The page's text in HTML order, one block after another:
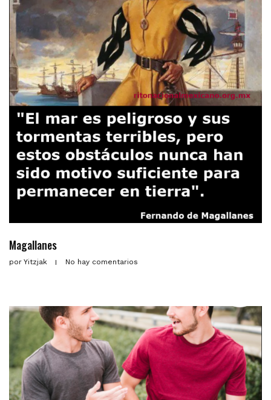
Magallanes
por Yitzjak No hay comentarios